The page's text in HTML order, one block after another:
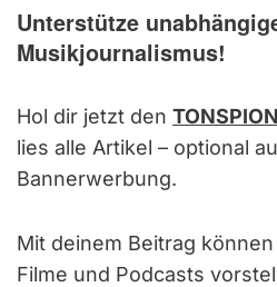
Unterstütze
Musikjournalismus!
Hol dir jetzt den
lies alle Artikel – optional
Bannerwerbung.
Mit deinem Beitrag
Filme und Podcasts